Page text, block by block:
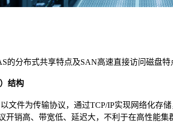
的分布式共享特点及SAN高速直接访问磁盘特
）结构
文件为传输协议，通过TCP/IP实现网络化存
开销高、带宽低、延迟大，不利于在高性能集